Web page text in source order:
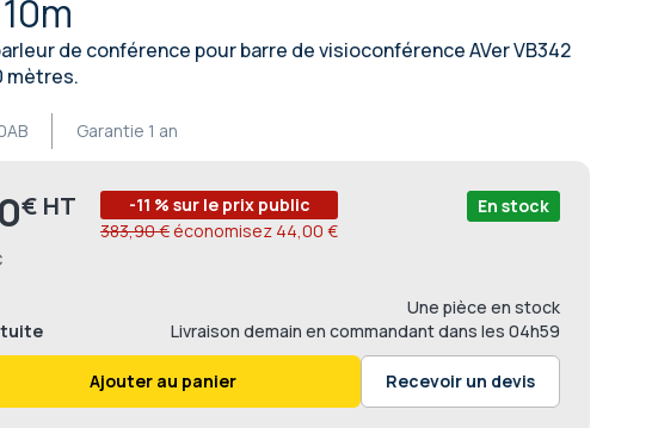
de conférence pour barre de visioconférence AVer VB342
mètres.
Garantie 1 an
€
-11 % sur le prix public
383,90 € économisez 44,00 €
Une pièce en stock
En stock
Livraison demain en commandant dans les 04h59
Ajouter au panier Recevoir un devis